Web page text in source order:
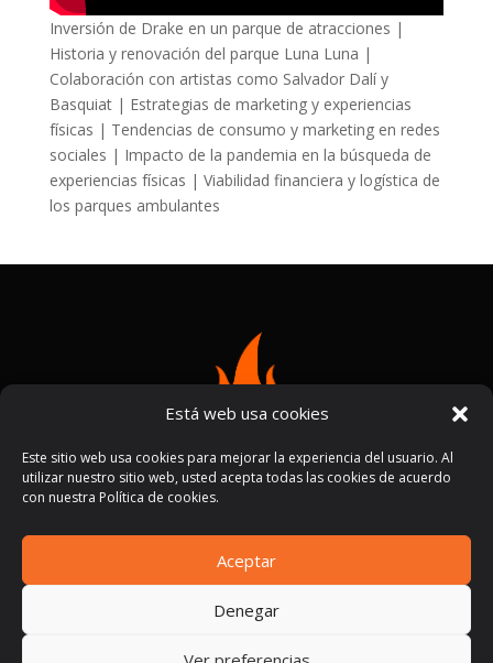
Está web usa cookies
Este sitio web usa cookies para mejorar la experiencia del usuario. Al
utilizar nuestro sitio web, usted acepta todas las cookies de acuerdo
con nuestra Política de cookies.
Aceptar
Denegar
Inversión de Drake en un parque de atracciones |
Historia y renovación del parque Luna Luna |
Colaboración con artistas como Salvador Dalí y
Basquiat | Estrategias de marketing y experiencias
físicas | Tendencias de consumo y marketing en redes
sociales | Impacto de la pandemia en la búsqueda de
experiencias físicas | Viabilidad financiera y logística de
los parques ambulantes
Términos y condiciones|Políticas de privacidad